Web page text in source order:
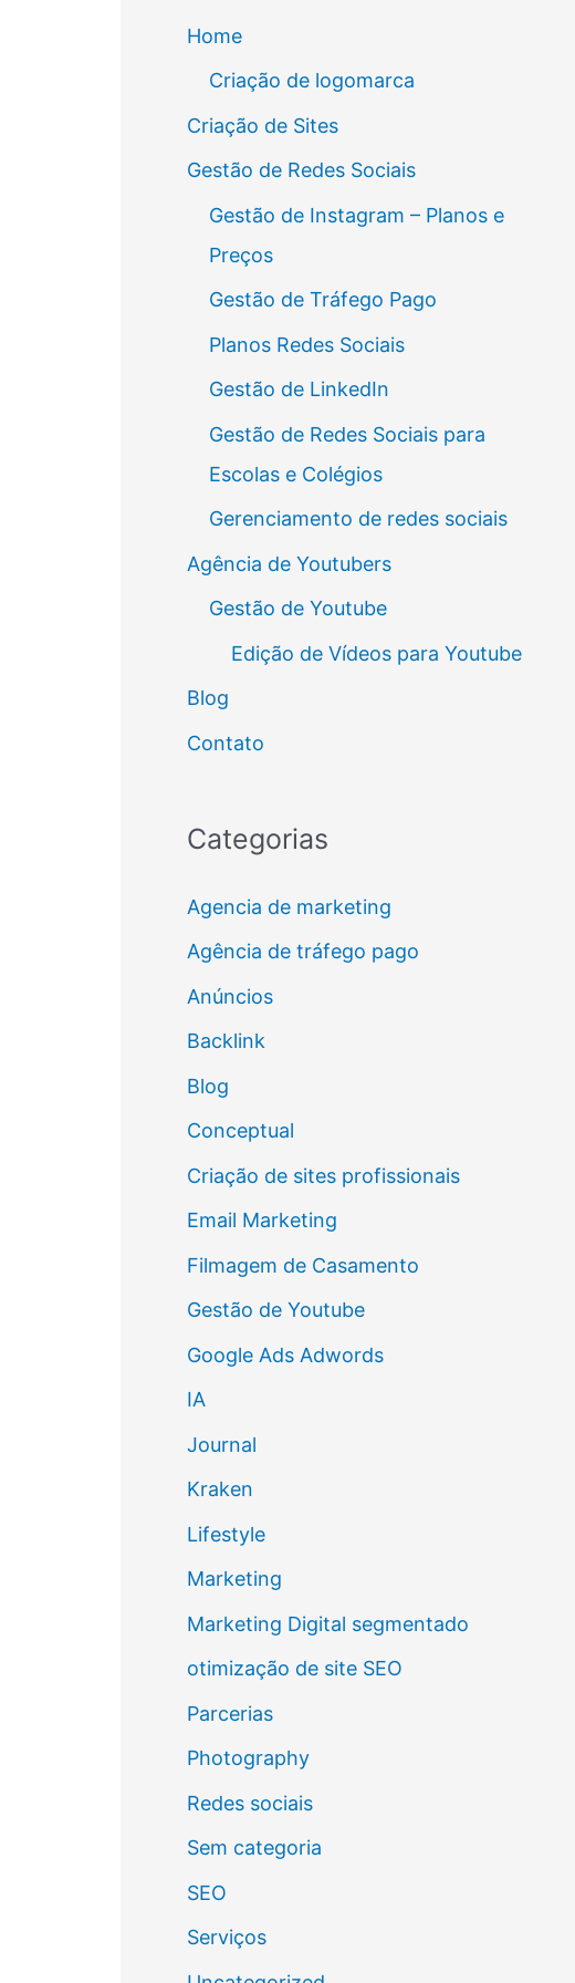
Home
Criação de logomarca
Criação de Sites
Gestão de Redes Sociais
Gestão de Instagram – Planos e
Preços
Gestão de Tráfego Pago
Planos Redes Sociais
Gestão de LinkedIn
Gestão de Redes Sociais para
Escolas e Colégios
Gerenciamento de redes sociais
Agência de Youtubers
Gestão de Youtube
Edição de Vídeos para Youtube
Blog
Contato
Categorias
Agencia de marketing
Agência de tráfego pago
Anúncios
Backlink
Blog
Conceptual
Criação de sites profissionais
Email Marketing
Filmagem de Casamento
Gestão de Youtube
Google Ads Adwords
IA
Journal
Kraken
Lifestyle
Marketing
Marketing Digital segmentado
otimização de site SEO
Parcerias
Photography
Redes sociais
Sem categoria
SEO
Serviços